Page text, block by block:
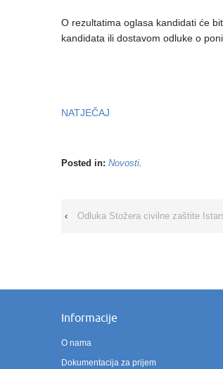
O rezultatima oglasa kandidati će
kandidata ili dostavom odluke o
NATJEČAJ
Posted in: Novosti.
‹
Odluka Stožera civilne zaštite
Informacije
O nama
Dokumentacija za prijem